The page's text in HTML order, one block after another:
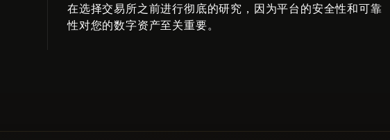
在选择交易所之前进行彻底的研究，因为平台的安全性和可靠
性对您的数字资产至关重要。